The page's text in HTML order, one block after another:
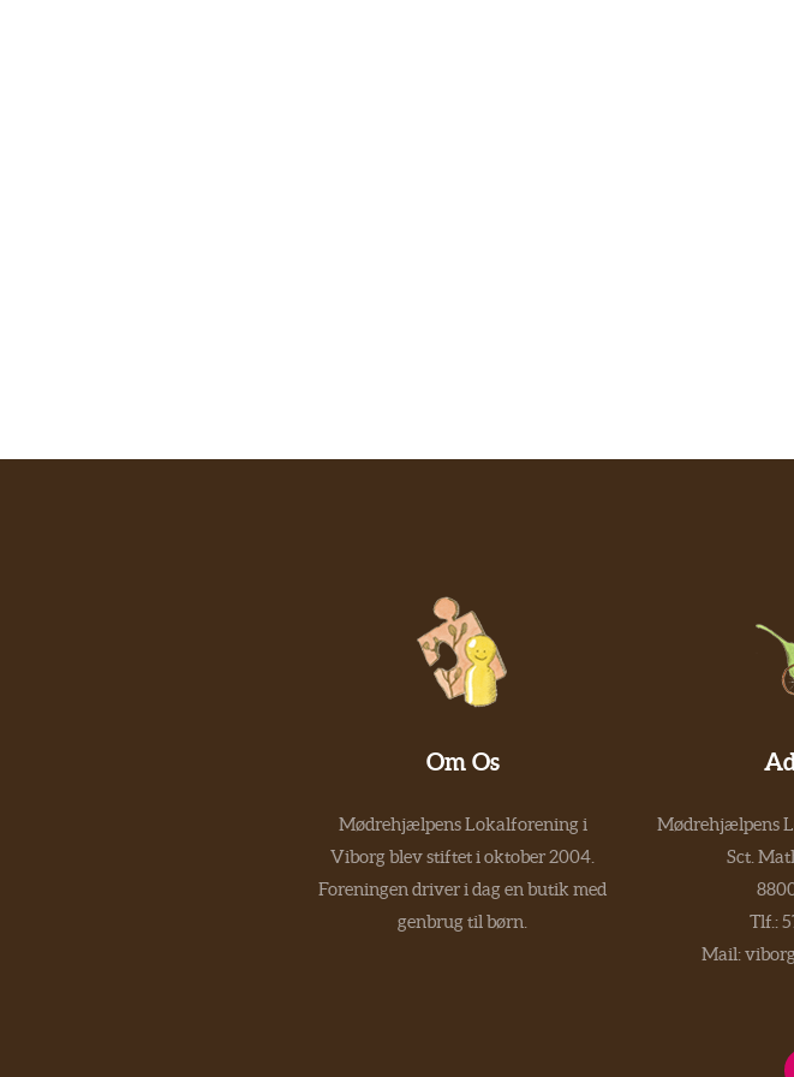
Om Os
Mødrehjælpens Lokalforening i
Viborg blev stiftet i oktober 2004.
Foreningen driver i dag en butik med
genbrug til børn.
Mødrehjælpens
Sct.
Tlf.:
Mail: